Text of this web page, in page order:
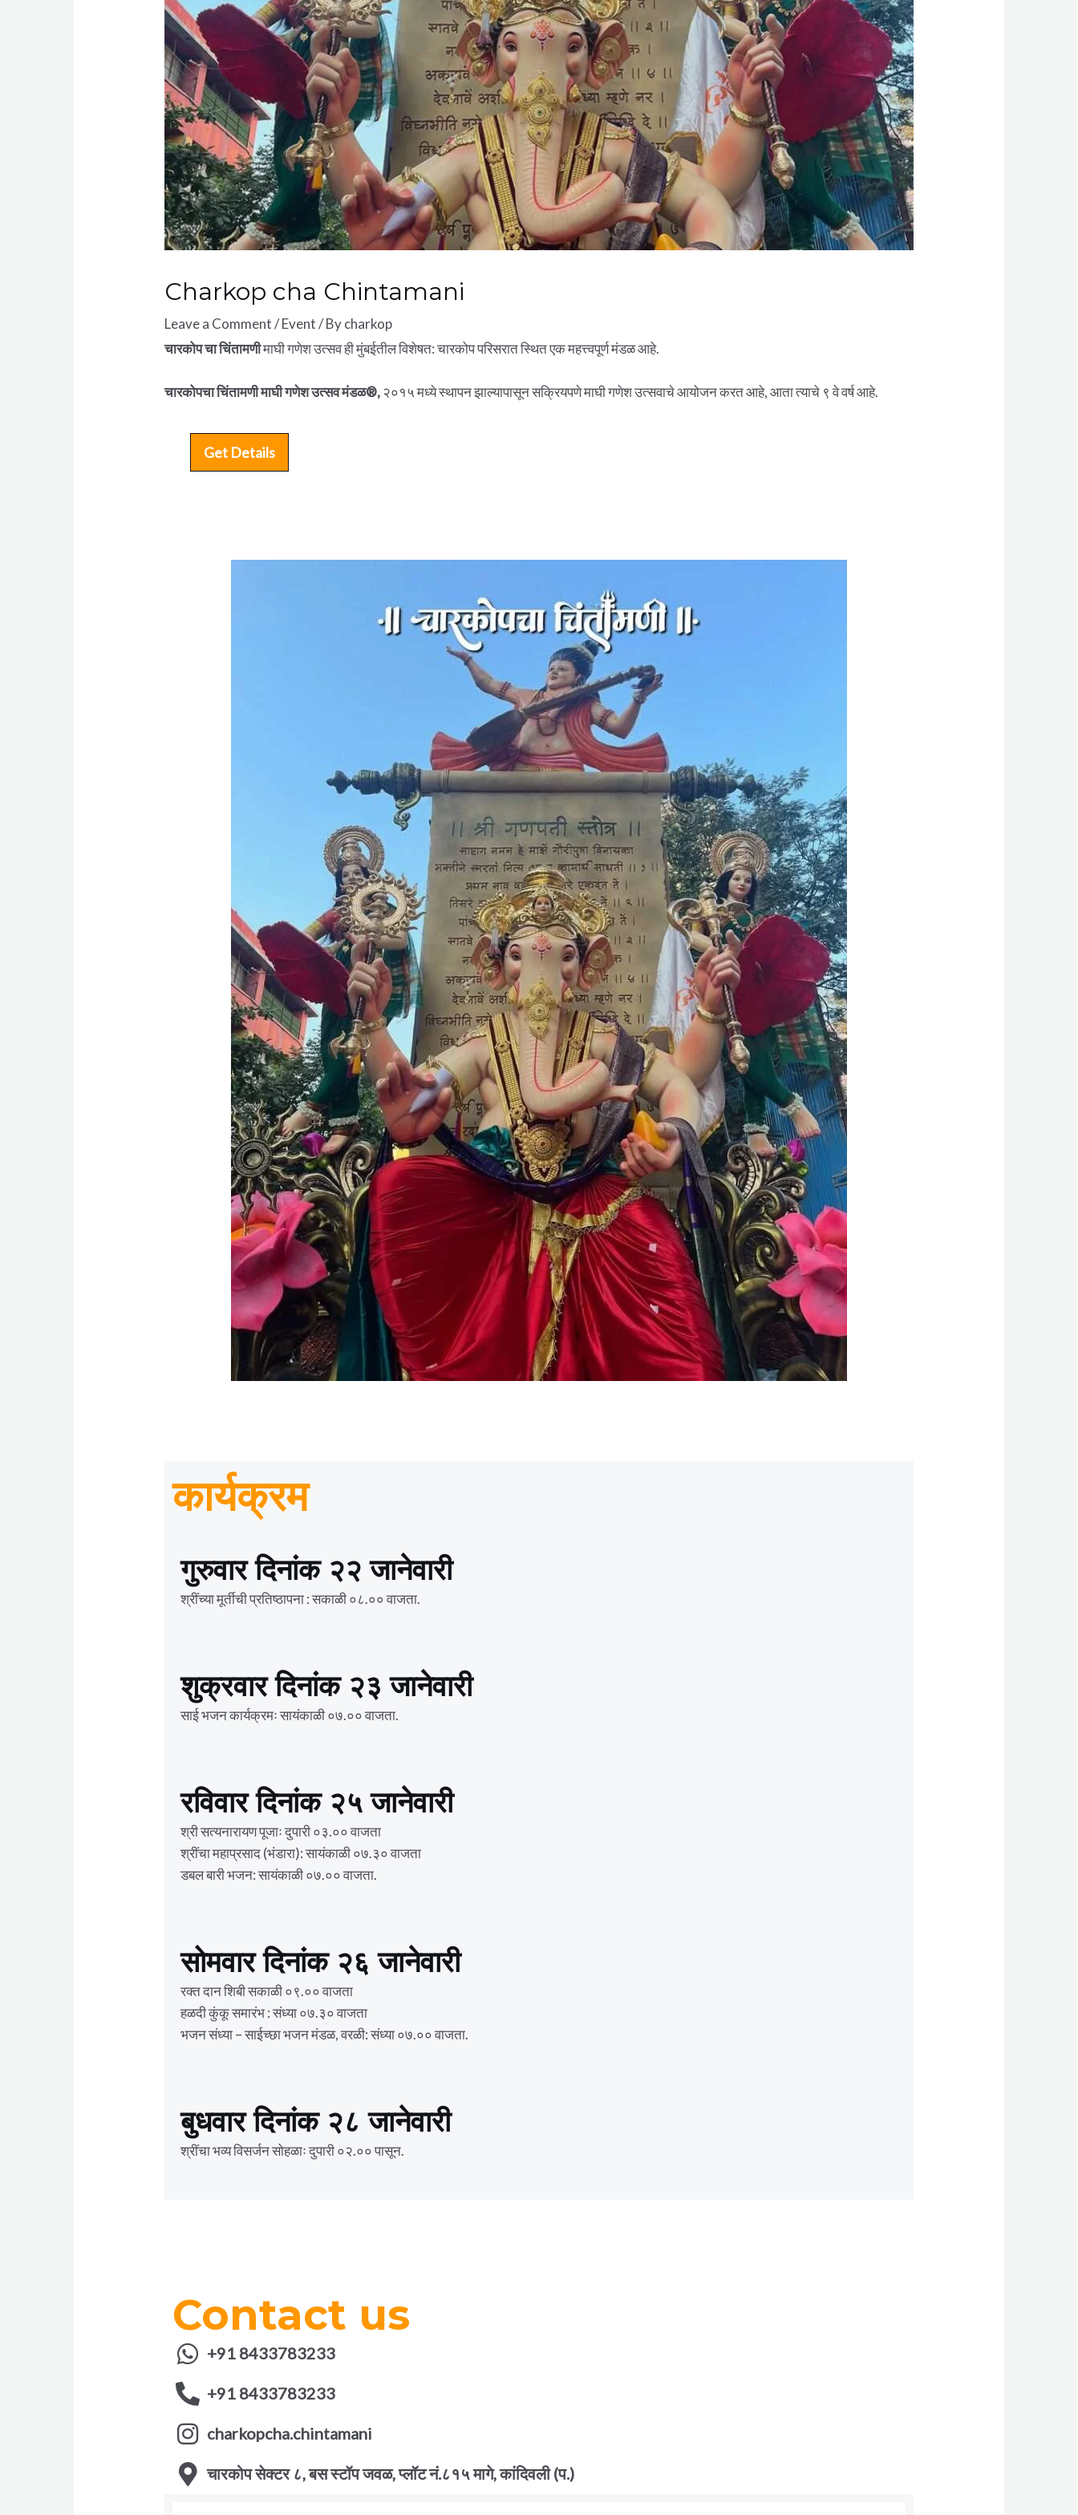
Charkop cha Chintamani
Leave a Comment /Event/ Bycharkop
चारकोप चा चिंतामणीमाघी गणेश उत्सव ही मुंबईतील विशेषत: चारकोप परिसरात स्थित एक महत्त्वपूर्ण मंडळ आहे.
चारकोपचा चिंतामणी माघी गणेश उत्सव मंडळ®,२०१५ मध्ये स्थापन झाल्यापासून सक्रियपणे माघी गणेश उत्सवाचे आयोजन करत आहे, आता त्याचे ९ वे वर्ष आहे.
Get Details
कार्यक्रम
गुरुवार दिनांक २२ जानेवारी
श्रींच्या मूर्तीची प्रतिष्ठापना : सकाळी ०८.०० वाजता.
शुक्रवार दिनांक २३ जानेवारी
साई भजन कार्यक्रमः सायंकाळी ०७.०० वाजता.
रविवार दिनांक २५ जानेवारी
श्री सत्यनारायण पूजाः दुपारी ०३.०० वाजता
श्रींचा महाप्रसाद (भंडारा): सायंकाळी ०७.३० वाजता
डबल बारी भजन: सायंकाळी ०७.०० वाजता.
सोमवार दिनांक २६ जानेवारी
रक्त दान शिबी सकाळी ०९.०० वाजता
हळदी कुंकू समारंभ : संध्या ०७.३० वाजता
भजन संध्या – साईच्छा भजन मंडळ, वरळी: संध्या ०७.०० वाजता.
बुधवार दिनांक २८ जानेवारी
श्रींचा भव्य विसर्जन सोहळाः दुपारी ०२.०० पासून.
Contact us
+91 8433783233
+91 8433783233
charkopcha.chintamani
चारकोप सेक्टर ८, बस स्टॉप जवळ, प्लॉट नं.८१५ मागे, कांदिवली (प.)